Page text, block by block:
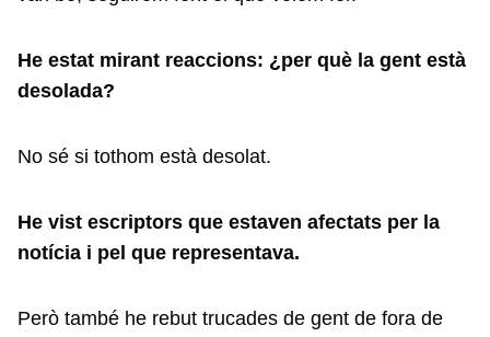
He estat mirant reaccions: ¿per què la gent està
desolada?
No sé si tothom està desolat.
He vist escriptors que estaven afectats per la
notícia i pel que representava.
Però també he rebut trucades de gent de fora de